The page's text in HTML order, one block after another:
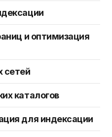
и оптимизация
сетей
каталогов
для индексации